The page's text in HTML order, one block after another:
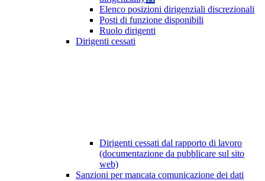
Elenco posizioni dirigenziali discrezionali
Posti di funzione disponibili
Ruolo dirigenti
Dirigenti cessati
Dirigenti cessati dal rapporto di lavoro
(documentazione da pubblicare sul sito
web)
Sanzioni per mancata comunicazione dei dati